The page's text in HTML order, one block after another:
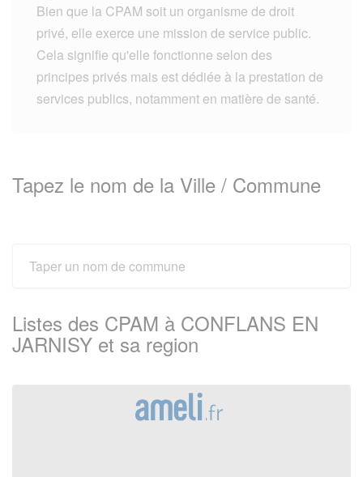
Bien que la CPAM soit un organisme de droit
privé, elle exerce une mission de service public.
Cela signifie qu'elle fonctionne selon des
principes privés mais est dédiée à la prestation de
services publics, notamment en matière de santé.
Tapez le nom de la Ville / Commune
Listes des CPAM à CONFLANS EN
JARNISY et sa region